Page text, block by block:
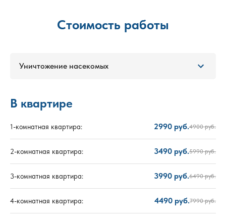
Стоимость работы
Уничтожение насекомых
В квартире
1-комнатная квартира: 2990 руб.4900 руб.
2-комнатная квартира: 3490 руб.5990 руб.
3-комнатная квартира: 3990 руб.6490 руб.
4-комнатная квартира: 4490 руб.7990 руб.